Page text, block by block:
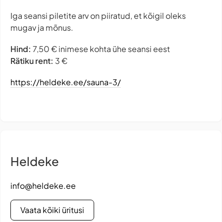
Iga seansi piletite arv on piiratud, et kõigil oleks
mugav ja mõnus.
Hind: 7,50 € inimese kohta ühe seansi eest
Rätiku rent: 3 €
https://heldeke.ee/sauna-3/
Heldeke
info@heldeke.ee
Vaata kõiki üritusi